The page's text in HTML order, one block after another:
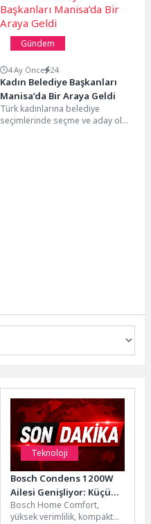
Gündem
4 Ay Önce 24
Kadın Belediye Başkanları
Manisa’da Bir Araya Geldi
Türk kadınlarına belediye
seçimlerinde seçme ve aday olma
Teknoloji
Bosch Condens 1200W
Ailesi Genişliyor: Küçük
Ölçülerde Yüksek
Kapasite ve Tasarruf Bir
Bosch Home Comfort,
yüksek verimlilik, kompakt